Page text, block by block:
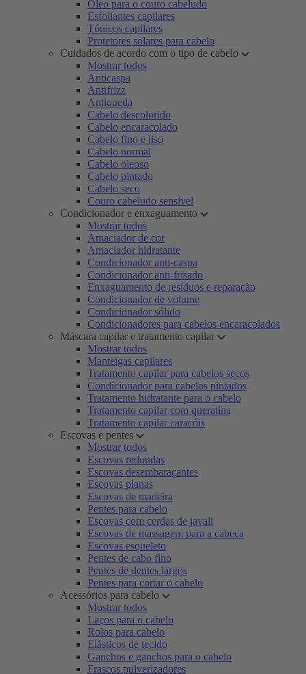
Óleo para o couro cabeludo
Esfoliantes capilares
Tónicos capilares
Protetores solares para cabelo
Cuidados de acordo com o tipo de cabelo
Mostrar todos
Anticaspa
Antifrizz
Antiqueda
Cabelo descolorido
Cabelo encaracolado
Cabelo fino e liso
Cabelo normal
Cabelo oleoso
Cabelo pintado
Cabelo seco
Couro cabeludo sensível
Condicionador e enxaguamento
Mostrar todos
Amaciador de cor
Amaciador hidratante
Condicionador anti-caspa
Condicionador anti-frisado
Enxaguamento de resíduos e reparação
Condicionador de volume
Condicionador sólido
Condicionadores para cabelos encaracolados
Máscara capilar e tratamento capilar
Mostrar todos
Manteigas capilares
Tratamento capilar para cabelos secos
Condicionador para cabelos pintados
Tratamento hidratante para o cabelo
Tratamento capilar com queratina
Tratamento capilar caracóis
Escovas e pentes
Mostrar todos
Escovas redondas
Escovas desembaraçantes
Escovas planas
Escovas de madeira
Pentes para cabelo
Escovas com cerdas de javali
Escovas de massagem para a cabeça
Escovas esqueleto
Pentes de cabo fino
Pentes de dentes largos
Pentes para cortar o cabelo
Acessórios para cabelo
Mostrar todos
Laços para o cabelo
Rolos para cabelo
Elásticos de tecido
Ganchos e ganchos para o cabelo
Frascos pulverizadores